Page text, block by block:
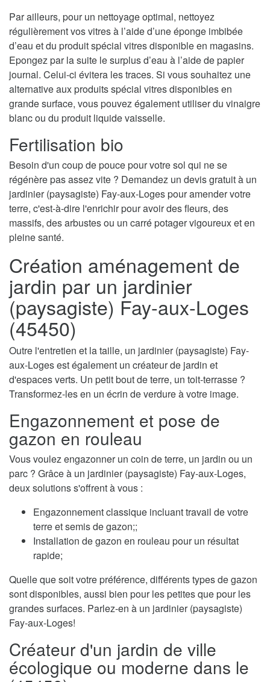
Par ailleurs, pour un nettoyage optimal, nettoyez
régulièrement vos vitres à l’aide d’une éponge imbibée
d’eau et du produit spécial vitres disponible en magasins.
Epongez par la suite le surplus d’eau à l’aide de papier
journal. Celui-ci évitera les traces. Si vous souhaitez une
alternative aux produits spécial vitres disponibles en
grande surface, vous pouvez également utiliser du vinaigre
blanc ou du produit liquide vaisselle.
Fertilisation bio
Besoin d'un coup de pouce pour votre sol qui ne se
régénère pas assez vite ? Demandez un devis gratuit à un
jardinier (paysagiste) Fay-aux-Loges pour amender votre
terre, c'est-à-dire l'enrichir pour avoir des fleurs, des
massifs, des arbustes ou un carré potager vigoureux et en
pleine santé.
Création aménagement de
jardin par un jardinier
(paysagiste) Fay-aux-Loges
(45450)
Outre l'entretien et la taille, un jardinier (paysagiste) Fay-
aux-Loges est également un créateur de jardin et
d'espaces verts. Un petit bout de terre, un toit-terrasse ?
Transformez-les en un écrin de verdure à votre image.
Engazonnement et pose de
gazon en rouleau
Vous voulez engazonner un coin de terre, un jardin ou un
parc ? Grâce à un jardinier (paysagiste) Fay-aux-Loges,
deux solutions s'offrent à vous :
Engazonnement classique incluant travail de votre
terre et semis de gazon;;
Installation de gazon en rouleau pour un résultat
rapide;
Quelle que soit votre préférence, différents types de gazon
sont disponibles, aussi bien pour les petites que pour les
grandes surfaces. Parlez-en à un jardinier (paysagiste)
Fay-aux-Loges!
Créateur d'un jardin de ville
écologique ou moderne dans le